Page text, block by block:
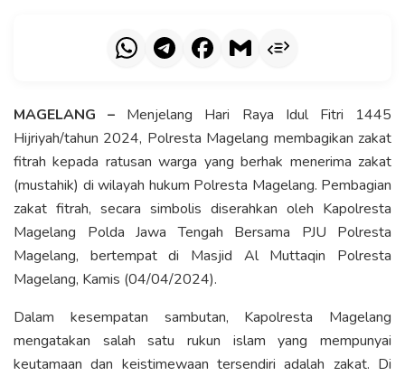
MAGELANG – Menjelang Hari Raya Idul Fitri 1445
Hijriyah/tahun 2024, Polresta Magelang membagikan zakat
fitrah kepada ratusan warga yang berhak menerima zakat
(mustahik) di wilayah hukum Polresta Magelang. Pembagian
zakat fitrah, secara simbolis diserahkan oleh Kapolresta
Magelang Polda Jawa Tengah Bersama PJU Polresta
Magelang, bertempat di Masjid Al Muttaqin Polresta
Magelang, Kamis (04/04/2024).
Dalam kesempatan sambutan, Kapolresta Magelang
mengatakan salah satu rukun islam yang mempunyai
keutamaan dan keistimewaan tersendiri adalah zakat. Di